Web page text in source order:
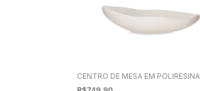
CENTRO DE MESA EM POLIRESINA